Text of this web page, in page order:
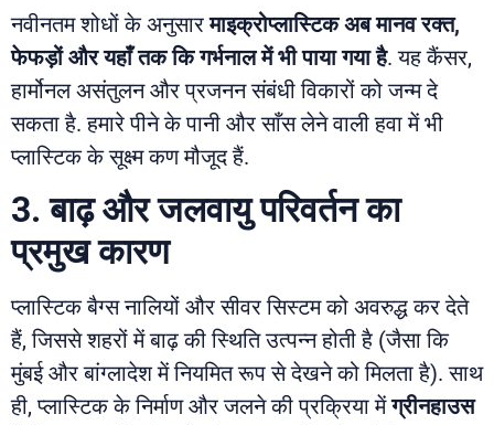
नवीनतम शोधों के अनुसारमाइक्रोप्लास्टिक अब मानव रक्त,
फेफड़ों और यहाँ तक कि गर्भनाल में भी पाया गया है. यह कैंसर,
हार्मोनल असंतुलन और प्रजनन संबंधी विकारों को जन्म दे
सकता है. हमारे पीने के पानी और साँस लेने वाली हवा में भी
प्लास्टिक के सूक्ष्म कण मौजूद हैं.
3. बाढ़ और जलवायु परिवर्तन का
प्रमुख कारण
प्लास्टिक बैग्स नालियों और सीवर सिस्टम को अवरुद्ध कर देते
हैं, जिससे शहरों में बाढ़ की स्थिति उत्पन्न होती है (जैसा कि
मुंबई और बांग्लादेश में नियमित रूप से देखने को मिलता है). साथ
ही, प्लास्टिक के निर्माण और जलने की प्रक्रिया मेंग्रीनहाउस